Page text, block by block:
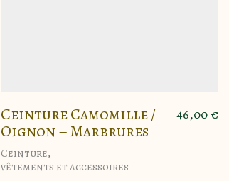
Ceinture Camomille /
Oignon – Marbrures
Ceinture,
vêtements et accessoires
46,00€